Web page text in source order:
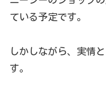
ている予定です。
しかしながら、実情
す。